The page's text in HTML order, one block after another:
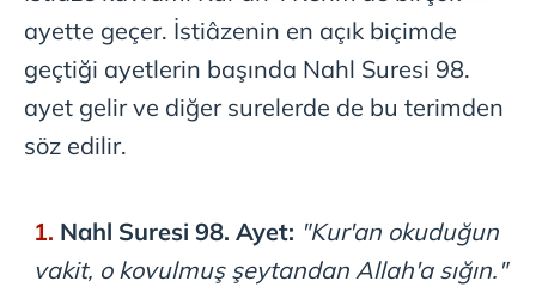
gösterilmeyecektir."
Sizlere daha iyi bir hizmet sunabilmek için İnternet
Sitemizde kendimize ve üçüncü kişilere ait çerezler
kullanılmaktadır. Bu çerezler vasıtasıyla çeşitli kişisel
kullanılmaktadır. Diğer çerezler, sitemizin daha işlevsel
kılınması ve kişiselleştirilmesi ve sizlere yönelik
reklam/pazarlama faaliyetlerinin yapılması, amaçlarıyla
ayette geçer. İstiâzenin en açık biçimde
geçtiği ayetlerin başında Nahl Suresi 98.
ayet gelir ve diğer surelerde de bu terimden
söz edilir.
Nahl Suresi 98. Ayet: "Kur'an okuduğun
vakit, o kovulmuş şeytandan Allah'a sığın."